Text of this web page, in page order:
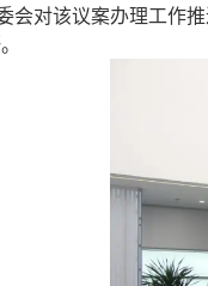
会对该议案办理工作